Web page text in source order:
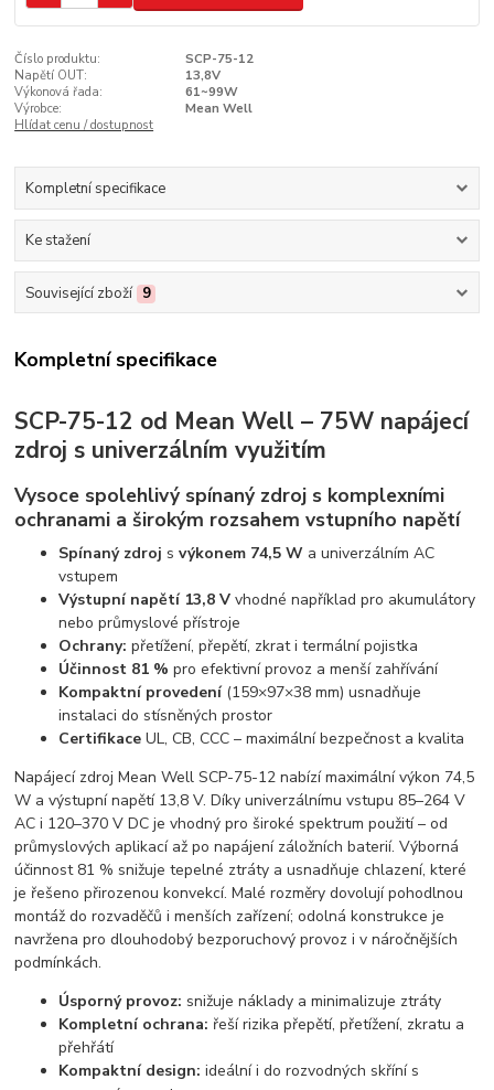
Číslo produktu:
SCP-75-12
Napětí OUT:
13,8V
Výkonová řada:
61~99W
Výrobce:
Mean Well
Hlídat cenu / dostupnost
Kompletní specifikace
Ke stažení
Související zboží 9
Kompletní specifikace
SCP-75-12 od Mean Well – 75W napájecí
zdroj s univerzálním využitím
Vysoce spolehlivý spínaný zdroj s komplexními
ochranami a širokým rozsahem vstupního napětí
Spínaný zdroj svýkonem 74,5 W a univerzálním AC
vstupem
Výstupní napětí 13,8 V vhodné například pro akumulátory
nebo průmyslové přístroje
Ochrany: přetížení, přepětí, zkrat i termální pojistka
Účinnost 81 % pro efektivní provoz a menší zahřívání
Kompaktní provedení(159×97×38 mm) usnadňuje
instalaci do stísněných prostor
Certifikace UL, CB, CCC – maximální bezpečnost a kvalita
Napájecí zdroj Mean Well SCP-75-12 nabízí maximální výkon 74,5
W a výstupní napětí 13,8 V. Díky univerzálnímu vstupu 85–264 V
AC i 120–370 V DC je vhodný pro široké spektrum použití – od
průmyslových aplikací až po napájení záložních baterií. Výborná
účinnost 81 % snižuje tepelné ztráty a usnadňuje chlazení, které
je řešeno přirozenou konvekcí. Malé rozměry dovolují pohodlnou
montáž do rozvaděčů i menších zařízení; odolná konstrukce je
navržena pro dlouhodobý bezporuchový provoz i v náročnějších
podmínkách.
Úsporný provoz: snižuje náklady a minimalizuje ztráty
Kompletní ochrana: řeší rizika přepětí, přetížení, zkratu a
přehřátí
Kompaktní design: ideální i do rozvodných skříní s